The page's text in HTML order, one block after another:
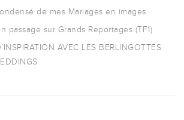
de mes Mariages en images
sur Grands Reportages (TF1)
AVEC LES BERLINGOTTES